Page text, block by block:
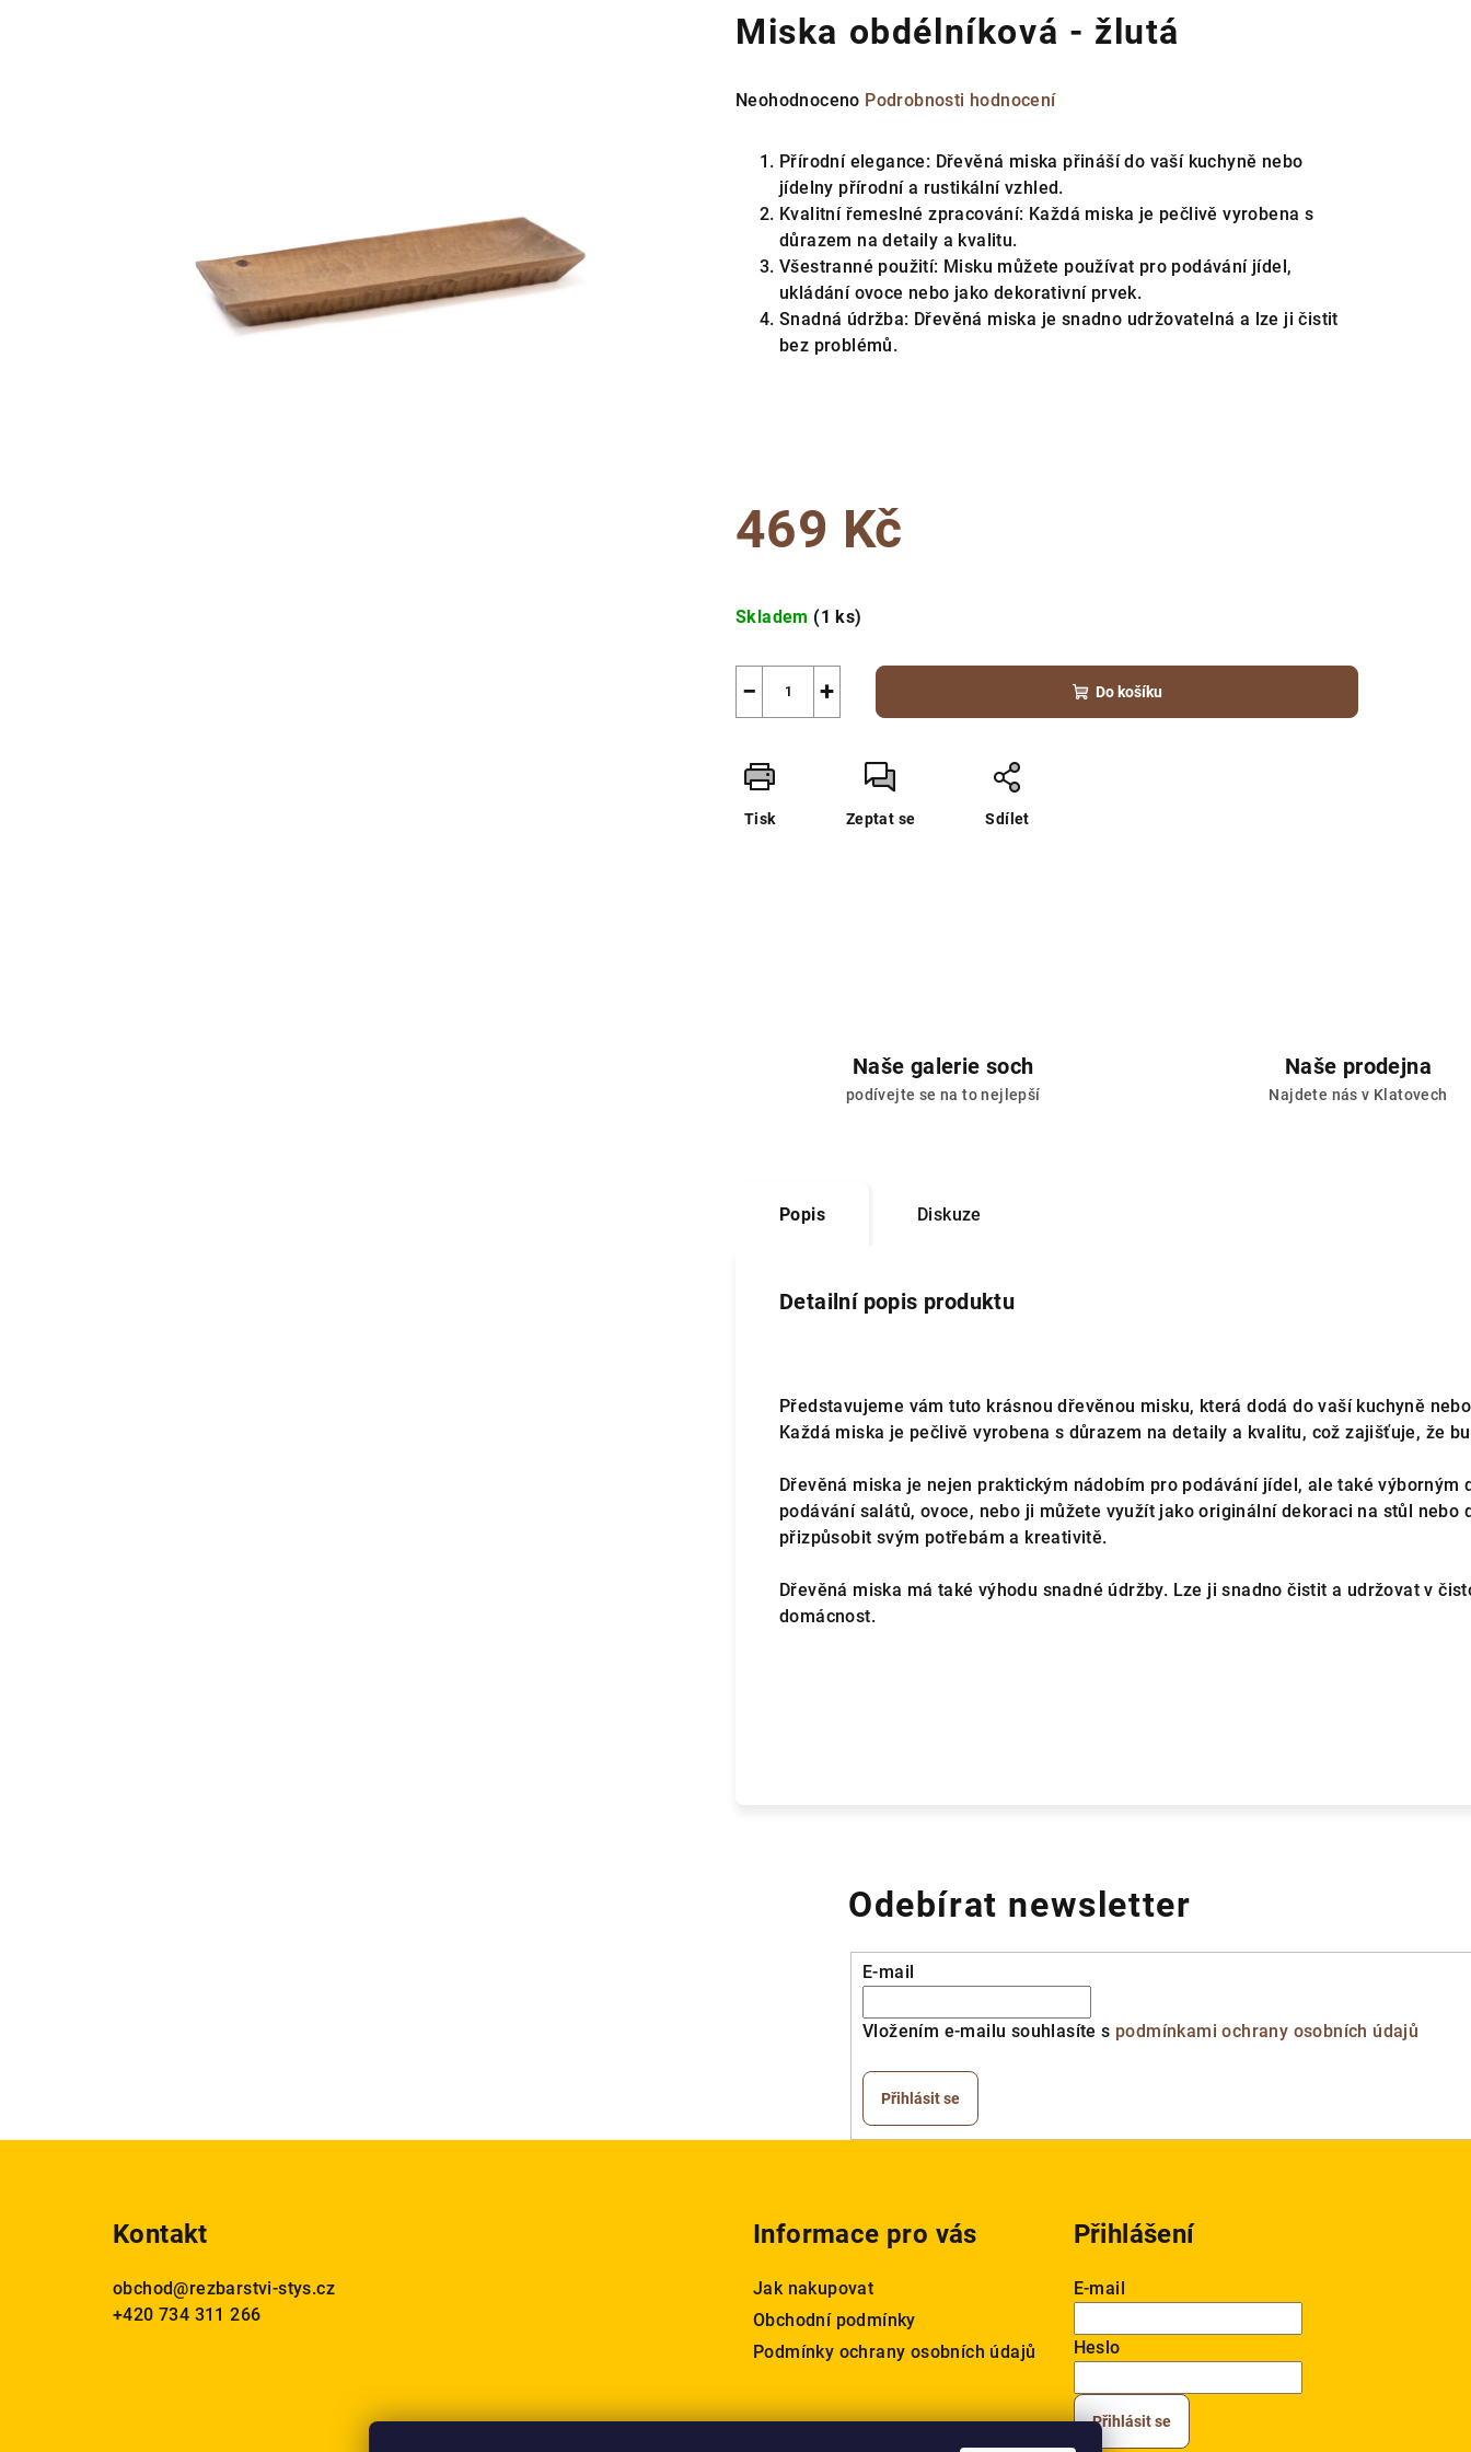
Miska obdélníková - žlutá
Průměrné
produktu
0,0
hvězdiček.
Neohodnoceno Podrobnosti hodnocení
Přírodní elegance: Dřevěná miska přináší do vaší kuchyně nebo
jídelny přírodní a rustikální vzhled.
Kvalitní řemeslné zpracování: Každá miska je pečlivě vyrobena s
důrazem na detaily a kvalitu.
Všestranné použití: Misku můžete používat pro podávání jídel,
ukládání ovoce nebo jako dekorativní prvek.
Snadná údržba: Dřevěná miska je snadno udržovatelná a lze ji čistit
bez problémů.
469 Kč
cena:
Skladem (1 ks)
+
− Do košíku
Tisk Zeptat se Sdílet
Naše galerie soch
podívejte se na to nejlepší
Naše prodejna
Najdete nás v Klatovech
Popis Diskuze
Detailní popis produktu
Představujeme vám tuto krásnou dřevěnou misku, která dodá do vaší kuchyně
Každá miska je pečlivě vyrobena s důrazem na detaily a kvalitu, což zajišťuje, že
Dřevěná miska je nejen praktickým nádobím pro podávání jídel, ale také
podávání salátů, ovoce, nebo ji můžete využít jako originální dekoraci na stůl
přizpůsobit svým potřebám a kreativitě.
Dřevěná miska má také výhodu snadné údržby. Lze ji snadno čistit a udržovat v
domácnost.
Odebírat newsletter
E-mail
Vložením e-mailu souhlasíte s podmínkami ochrany osobních údajů
Přihlásit se
Kontakt
obchod@rezbarstvi-stys.cz
+420 734 311 266
Informace pro vás
Jak nakupovat
Obchodní podmínky
Podmínky ochrany osobních údajů
Přihlášení
E-mail
Heslo
Přihlásit se